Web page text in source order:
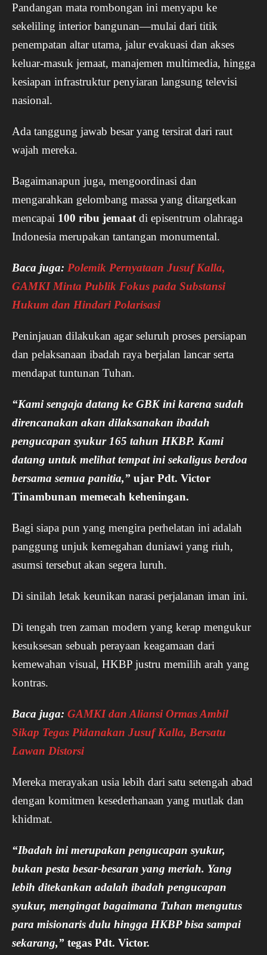
Pandangan mata rombongan ini menyapu ke
sekeliling interior bangunan—mulai dari titik
penempatan altar utama, jalur evakuasi dan akses
keluar-masuk jemaat, manajemen multimedia, hingga
kesiapan infrastruktur penyiaran langsung televisi
nasional.
Ada tanggung jawab besar yang tersirat dari raut
wajah mereka.
Bagaimanapun juga, mengoordinasi dan
mengarahkan gelombang massa yang ditargetkan
mencapai 100 ribu jemaat di episentrum olahraga
Indonesia merupakan tantangan monumental.
Baca juga: Polemik Pernyataan Jusuf Kalla,
GAMKI Minta Publik Fokus pada Substansi
Hukum dan Hindari Polarisasi
Peninjauan dilakukan agar seluruh proses persiapan
dan pelaksanaan ibadah raya berjalan lancar serta
mendapat tuntunan Tuhan.
“Kami sengaja datang ke GBK ini karena sudah
direncanakan akan dilaksanakan ibadah
pengucapan syukur 165 tahun HKBP. Kami
datang untuk melihat tempat ini sekaligus berdoa
bersama semua panitia,” ujar Pdt. Victor
Tinambunan memecah keheningan.
Bagi siapa pun yang mengira perhelatan ini adalah
panggung unjuk kemegahan duniawi yang riuh,
asumsi tersebut akan segera luruh.
Di sinilah letak keunikan narasi perjalanan iman ini.
Di tengah tren zaman modern yang kerap mengukur
kesuksesan sebuah perayaan keagamaan dari
kemewahan visual, HKBP justru memilih arah yang
kontras.
Baca juga: GAMKI dan Aliansi Ormas Ambil
Sikap Tegas Pidanakan Jusuf Kalla, Bersatu
Lawan Distorsi
Mereka merayakan usia lebih dari satu setengah abad
dengan komitmen kesederhanaan yang mutlak dan
khidmat.
“Ibadah ini merupakan pengucapan syukur,
bukan pesta besar-besaran yang meriah. Yang
lebih ditekankan adalah ibadah pengucapan
syukur, mengingat bagaimana Tuhan mengutus
para misionaris dulu hingga HKBP bisa sampai
sekarang,” tegas Pdt. Victor.